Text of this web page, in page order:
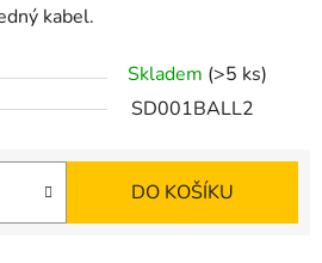
kabel.
Skladem (>5 ks)
SD001BALL2
DO KOŠÍKU